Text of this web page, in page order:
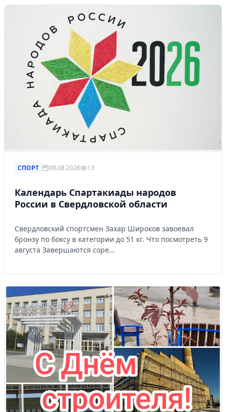
СПОРТ 09.08.2026 13
Календарь Спартакиады народов
России в Свердловской области
Свердловский спортсмен Захар Широков завоевал
бронзу по боксу в категории до 51 кг. Что посмотреть 9
августа Завершаются соре...